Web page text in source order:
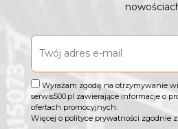
Wyrażam zgodę na otrzymywanie
serwis500.pl zawierające informacje o
ofertach promocyjnych.
Więcej o polityce prywatności zgodnie z